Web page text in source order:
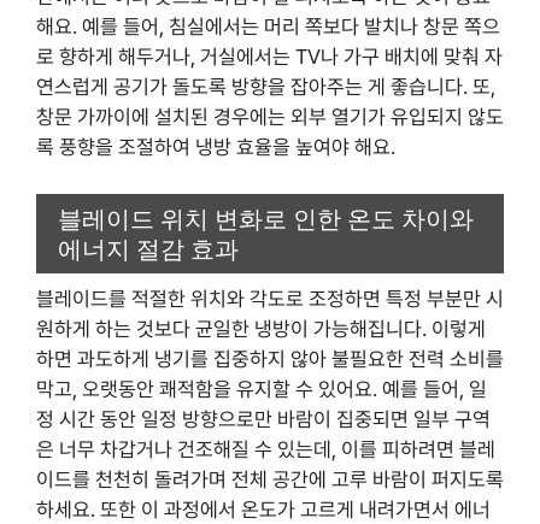
해요. 예를 들어, 침실에서는 머리 쪽보다 발치나 창문 쪽으
로 향하게 해두거나, 거실에서는 TV나 가구 배치에 맞춰 자
연스럽게 공기가 돌도록 방향을 잡아주는 게 좋습니다. 또,
창문 가까이에 설치된 경우에는 외부 열기가 유입되지 않도
록 풍향을 조절하여 냉방 효율을 높여야 해요.
블레이드 위치 변화로 인한 온도 차이와
에너지 절감 효과
블레이드를 적절한 위치와 각도로 조정하면 특정 부분만 시
원하게 하는 것보다 균일한 냉방이 가능해집니다. 이렇게
하면 과도하게 냉기를 집중하지 않아 불필요한 전력 소비를
막고, 오랫동안 쾌적함을 유지할 수 있어요. 예를 들어, 일
정 시간 동안 일정 방향으로만 바람이 집중되면 일부 구역
은 너무 차갑거나 건조해질 수 있는데, 이를 피하려면 블레
이드를 천천히 돌려가며 전체 공간에 고루 바람이 퍼지도록
하세요. 또한 이 과정에서 온도가 고르게 내려가면서 에너